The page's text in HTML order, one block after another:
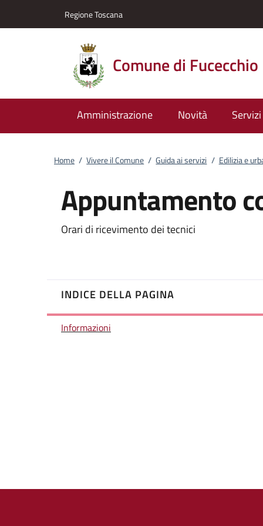
Regione Toscana
Comune di Fucecchio
Amministrazione Novità Servizi
Home / Vivere il Comune / Guida ai servizi / Edilizia e
Appuntamento
Orari di ricevimento dei tecnici
INDICE DELLA PAGINA
Informazioni